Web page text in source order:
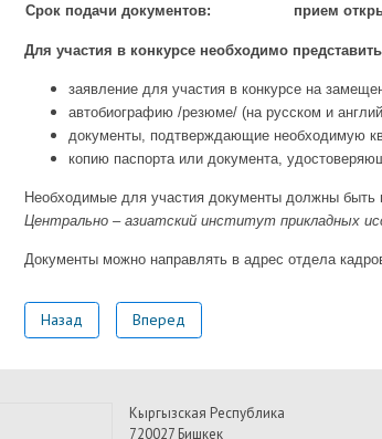
Срок подачи документов: прием
Для участия в конкурсе необходимо
заявление для участия в конкурсе на
автобиографию /резюме/ (на русском и
документы, подтверждающие необходимую
копию паспорта или документа,
Необходимые для участия документы должны быть
Центрально – азиатский институт прикладных
Документы можно направлять в адрес отдела
Назад Вперед
Кыргызская Республика
720027 Бишкек